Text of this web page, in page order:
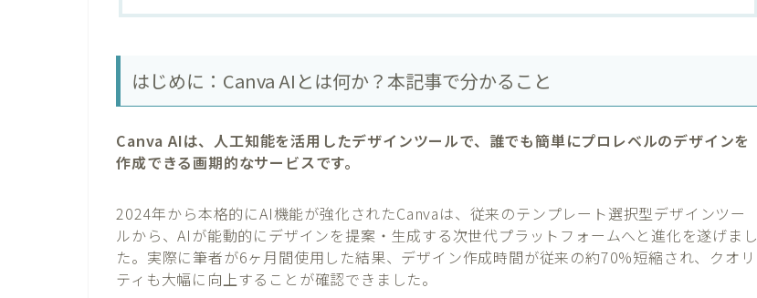
はじめに：Canva AIとは何か？本記事で分かること
Canva AIは、人工知能を活用したデザインツールで、誰でも簡単にプロレベルのデザインを
作成できる画期的なサービスです。
2024年から本格的にAI機能が強化されたCanvaは、従来のテンプレート選択型デザインツー
ルから、AIが能動的にデザインを提案・生成する次世代プラットフォームへと進化を遂げまし
た。実際に筆者が6ヶ月間使用した結果、デザイン作成時間が従来の約70%短縮され、クオリ
ティも大幅に向上することが確認できました。